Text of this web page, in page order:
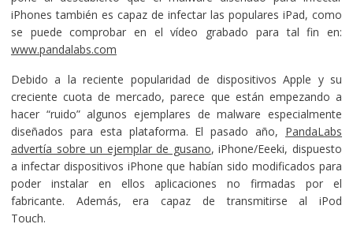
iPhones también es capaz de infectar las populares iPad, como
se puede comprobar en el vídeo grabado para tal fin en:
www.pandalabs.com
Debido a la reciente popularidad de dispositivos Apple y su
creciente cuota de mercado, parece que están empezando a
hacer “ruido” algunos ejemplares de malware especialmente
diseñados para esta plataforma. El pasado año, PandaLabs
advertía sobre un ejemplar de gusano, iPhone/Eeeki, dispuesto
a infectar dispositivos iPhone que habían sido modificados para
poder instalar en ellos aplicaciones no firmadas por el
fabricante. Además, era capaz de transmitirse al iPod
Touch.